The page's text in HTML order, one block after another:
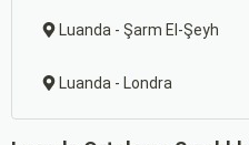
Luanda - Şarm El-Şeyh
Luanda - Londra